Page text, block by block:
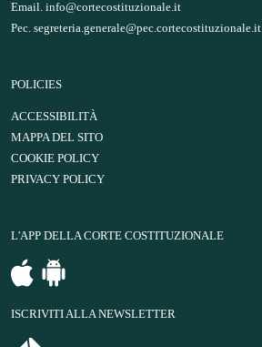
Email. info@cortecostituzionale.it
Pec. segreteria.generale@pec.cortecostituzionale.it
POLICIES
ACCESSIBILITÀ
MAPPA DEL SITO
COOKIE POLICY
PRIVACY POLICY
L'APP DELLA CORTE COSTITUZIONALE
ISCRIVITI ALLA NEWSLETTER